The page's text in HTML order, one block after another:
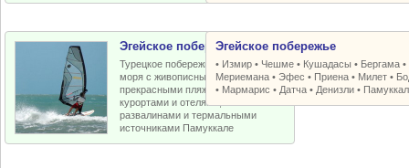
Эгейское побережье
Турецкое побережье Эгейского
моря с живописными бухтами,
прекрасными пляжами, отличными
курортами и отелями, античными
развалинами и термальными
источниками Памуккале
Эгейское побережье
• Измир • Чешме • Кушадасы • Бергама •
Мериемана •Эфес • Приена • Милет •
• Мармарис • Датча • Денизли •